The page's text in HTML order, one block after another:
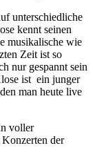
unterschiedliche
kennt seinen
musikalische wie
Zeit ist so
nur gespannt sein
ist ein junger
man heute live
voller
der